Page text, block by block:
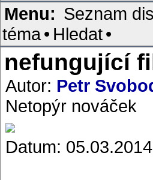
Menu: Seznam
téma• Hledat•
nefungující
Autor: Petr
Netopýr nováček
Datum: